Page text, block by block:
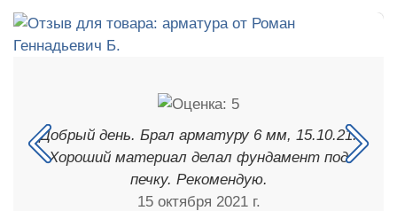
Добрый день. Брал арматуру 6 мм, 15.10.21.
Хороший материал делал фундамент под
печку. Рекомендую.
15 октября 2021 г.